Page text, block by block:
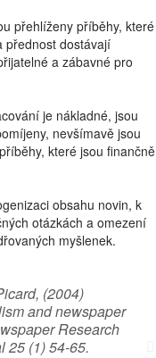
přehlíženy příběhy, které
přednost dostávají
a zábavné pro
je nákladné, jsou
nevšímavě jsou
které jsou finančně
obsahu novin, k
otázkách a omezení
myšlenek.
(2004)
and newspaper
Research
25 (1) 54-65.